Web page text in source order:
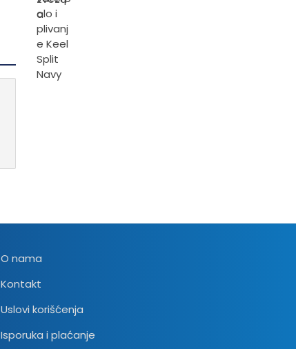
O nama
Kontakt
Uslovi korišćenja
Isporuka i plaćanje